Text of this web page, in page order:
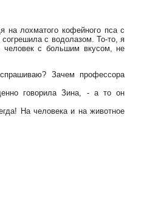
на лохматого кофейного пса с
с водолазом. То-то, я
с большим вкусом, не
Зачем профессора
говорила Зина, - а то он
На человека и на животное